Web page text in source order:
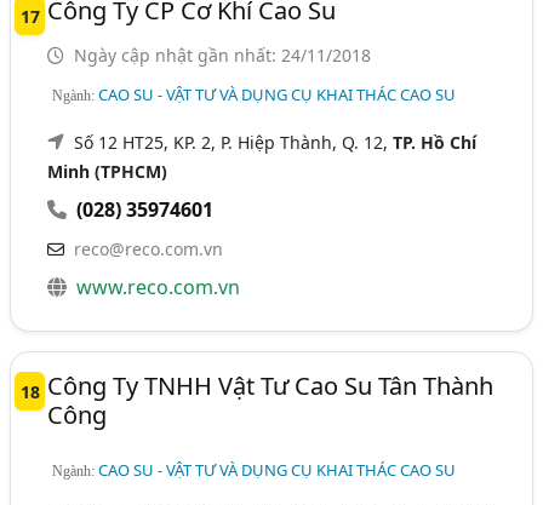
17 Công Ty CP Cơ Khí Cao Su
Ngày cập nhật gần nhất: 24/11/2018
Ngành:CAO SU - VẬT TƯ VÀ DỤNG CỤ KHAI THÁC CAO SU
Số 12 HT25, KP. 2, P. Hiệp Thành, Q. 12,TP. Hồ Chí
Minh (TPHCM)
(028) 35974601
reco@reco.com.vn
www.reco.com.vn
18 Công Ty TNHH Vật Tư Cao Su Tân Thành
Công
Ngành:CAO SU - VẬT TƯ VÀ DỤNG CỤ KHAI THÁC CAO SU